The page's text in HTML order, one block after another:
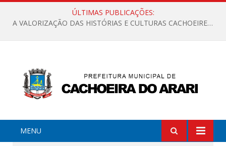
ÚLTIMAS PUBLICAÇÕES:
A VALORIZAÇÃO DAS HISTÓRIAS E CULTURAS CACHOEIRENSES
MENU